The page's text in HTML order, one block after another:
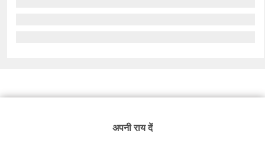
अपनी राय दें